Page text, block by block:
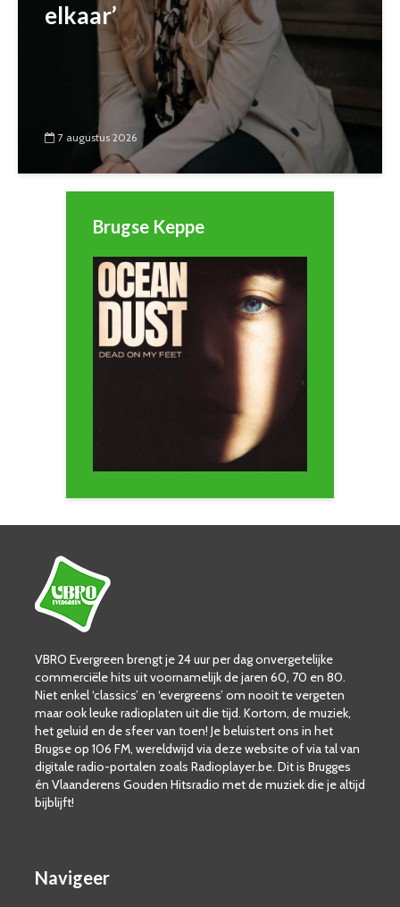
elkaar’
7 augustus 2026
Brugse Keppe
VBRO Evergreen brengt je 24 uur per dag onvergetelijke
commerciële hits uit voornamelijk de jaren 60, 70 en 80.
Niet enkel ‘classics’ en ‘evergreens’ om nooit te vergeten
maar ook leuke radioplaten uit die tijd. Kortom, de muziek,
het geluid en de sfeer van toen! Je beluistert ons in het
Brugse op 106 FM, wereldwijd via deze website of via tal van
digitale radio-portalen zoals Radioplayer.be. Dit is Brugges
én Vlaanderens Gouden Hitsradio met de muziek die je altijd
bijblijft!
Navigeer